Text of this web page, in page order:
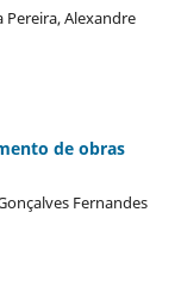
Pereira, Alexandre
de obras
Fernandes